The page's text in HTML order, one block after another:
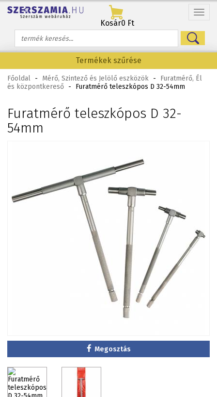
Menü
Kosár0 Ft
Termékek szűrése
Főoldal - Mérő, Szintező és Jelölő eszközök -
Furatmérő, Él
és központkereső - Furatmérő teleszkópos D 32-54mm
Furatmérő teleszkópos D 32-
54mm
Megosztás